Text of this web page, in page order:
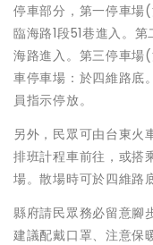
停車部分，第一停車場
臨海路1段51巷進入。
海路進入。第三停車場
車停車場：於四維路底
員指示停放。
另外，民眾可由台東
排班計程車前往，或搭
場。散場時可於四維路
縣府請民眾務必留意腳
建議配戴口罩、注意保